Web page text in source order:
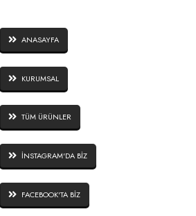
ANASAYFA
KURUMSAL
TÜM ÜRÜNLER
İNSTAGRAM'DA BİZ
FACEBOOK'TA BİZ